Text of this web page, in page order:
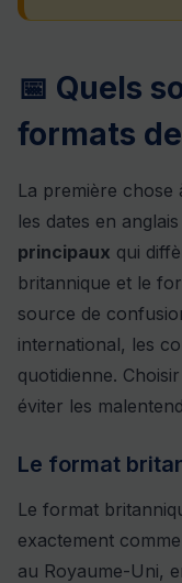
📅 Quels
formats
La première
les dates en
principaux qui
britannique et le
source de
international, les
quotidienne.
éviter les
Le format
Le format
exactement
au Royaume-Uni,